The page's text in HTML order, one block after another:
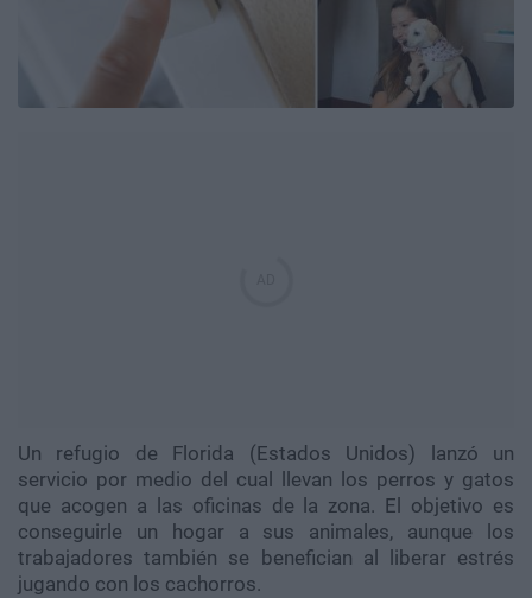
Un refugio de Florida (Estados Unidos) lanzó un
servicio por medio del cual llevan los perros y gatos
que acogen a las oficinas de la zona. El objetivo es
conseguirle un hogar a sus animales, aunque los
trabajadores también se benefician al liberar estrés
jugando con los cachorros.